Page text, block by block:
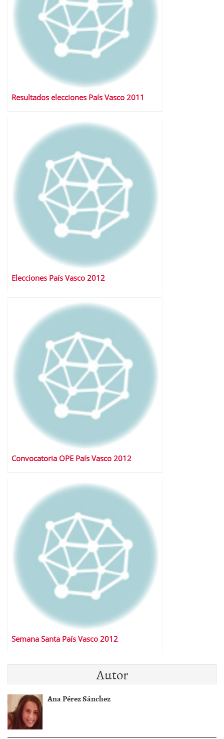
Resultados elecciones País Vasco 2011
Elecciones País Vasco 2012
Convocatoria OPE País Vasco 2012
Semana Santa País Vasco 2012
Autor
Ana Pérez Sánchez